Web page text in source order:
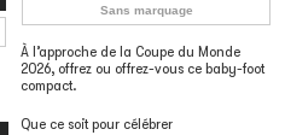
Sans marquage
À l’approche de la Coupe du Monde
2026, offrez ou offrez-vous ce baby-foot
compact.
Que ce soit pour célébrer